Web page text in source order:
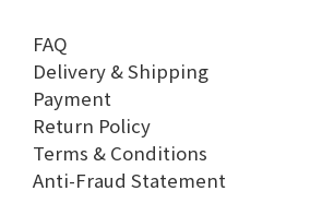
FAQ
Delivery & Shipping
Payment
Return Policy
Terms & Conditions
Anti-Fraud Statement